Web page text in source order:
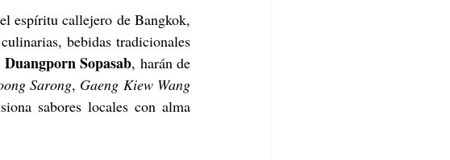
espíritu callejero de Bangkok,
bebidas tradicionales
Duangporn Sopasab, harán de
Sarong, Gaeng Kiew Wang
sabores locales con alma